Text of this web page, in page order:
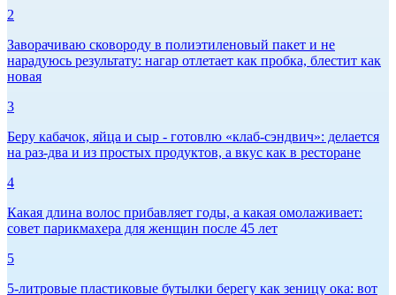
2
Заворачиваю сковороду в полиэтиленовый пакет и не
нарадуюсь результату: нагар отлетает как пробка, блестит как
новая
3
Беру кабачок, яйца и сыр - готовлю «клаб-сэндвич»: делается
на раз-два и из простых продуктов, а вкус как в ресторане
4
Какая длина волос прибавляет годы, а какая омолаживает:
совет парикмахера для женщин после 45 лет
5
5-литровые пластиковые бутылки берегу как зеницу ока: вот